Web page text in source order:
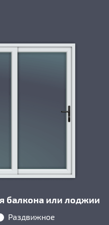
балкона или лоджии
Раздвижное